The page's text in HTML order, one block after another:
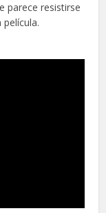
parece resistirse